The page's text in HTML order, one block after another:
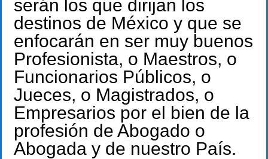
serán los que dirijan los
destinos de México y que se
enfocarán en ser muy buenos
Profesionista, o Maestros, o
Funcionarios Públicos, o
Jueces, o Magistrados, o
Empresarios por el bien de la
profesión de Abogado o
Abogada y de nuestro País.